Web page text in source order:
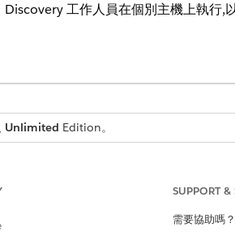
工作人員在個別主機上執行,
Unlimited Edition。
態管理資料庫 (CMDB)。每個工作人員
例項。
SUPPORT &
需要協助嗎